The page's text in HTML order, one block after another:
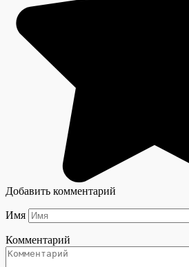
Добавить комментарий
Имя
Комментарий